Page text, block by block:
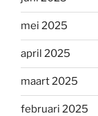
mei 2025
april 2025
maart 2025
februari 2025